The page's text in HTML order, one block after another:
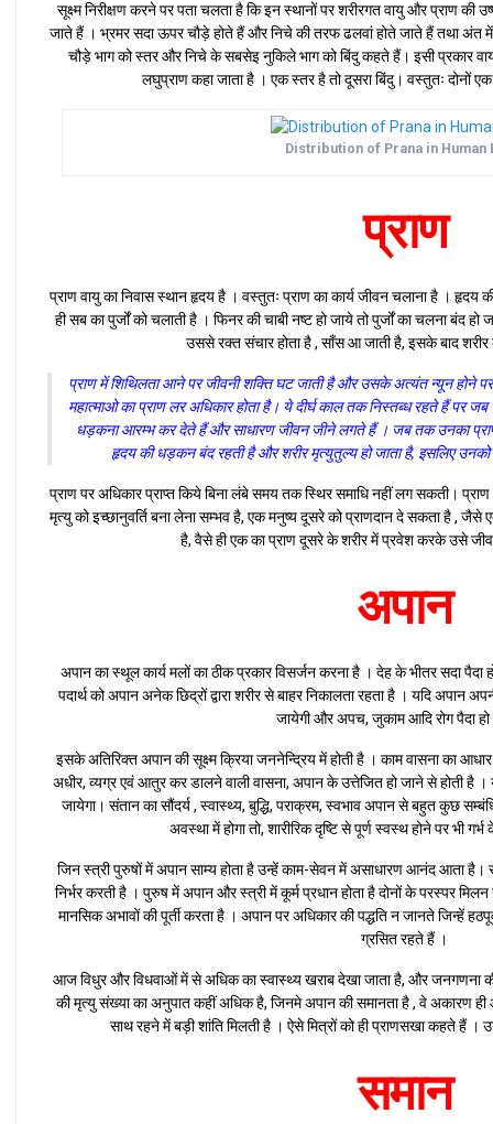
सूक्ष्म निरीक्षण करने पर पता चलता है कि इन स्थानों पर शरीरगत वायु और प्राण
जाते हैं । भ्रमर सदा ऊपर चौड़े होते हैं और निचे की तरफ ढलवां होते जाते हैं तथा अंत
चौड़े भाग को स्तर और निचे के सबसेइ नुकिले भाग को बिंदु कहते हैं। इसी प्रकार
लघुप्राण कहा जाता है । एक स्तर है तो दूसरा बिंदु। वस्तुतः दोनों
Distribution of Prana in Human
प्राण
प्राण वायु का निवास स्थान हृदय है । वस्तुतः प्राण का कार्य जीवन चलाना है ।
ही सब का पुर्जों को चलाती है । फिनर की चाबी नष्ट हो जाये तो पुर्जों का चलना बंद हो
उससे रक्त संचार होता है , साँस आ जाती है, इसके बाद शरीर
प्राण में शिथिलता आने पर जीवनी शक्ति घट जाती है और उसके अत्यंत न्यून होने
महात्माओ का प्राण लर अधिकार होता है। ये दीर्घ काल तक निस्तब्ध रहते हैं पर
धड़कना आरम्भ कर देते हैं और साधारण जीवन जीने लगते हैं । जब तक उनका
हृदय की धड़कन बंद रहती है और शरीर मृत्युतुल्य हो जाता है, इसलिए उनको
प्राण पर अधिकार प्राप्त किये बिना लंबे समय तक स्थिर समाधि नहीं लग सकती।
मृत्यु को इच्छानुवर्ति बना लेना सम्भव है, एक मनुष्य दूसरे को प्राणदान दे सकता है ,
है, वैसे ही एक का प्राण दूसरे के शरीर में प्रवेश करके उसे
अपान
अपान का स्थूल कार्य मलों का ठीक प्रकार विसर्जन करना है । देह के भीतर सदा पैदा
पदार्थ को अपान अनेक छिद्रों द्वारा शरीर से बाहर निकालता रहता है । यदि अपान
जायेगी और अपच, जुकाम आदि रोग पैदा
इसके अतिरिक्त अपान की सूक्ष्म क्रिया जननेन्द्रिय में होती है । काम वासना का
अधीर, व्यग्र एवं आतुर कर डालने वाली वासना, अपान के उत्तेजित हो जाने से होती है
जायेगा। संतान का सौंदर्य , स्वास्थ्य, बुद्धि, पराक्रम, स्वभाव अपान से बहुत कुछ
अवस्था में होगा तो, शारीरिक दृष्टि से पूर्ण स्वस्थ होने पर भी
जिन स्त्री पुरुषों में अपान साम्य होता है उन्हें काम-सेवन में असाधारण आनंद आता है।
निर्भर करती है । पुरुष में अपान और स्त्री में कूर्म प्रधान होता है दोनों के परस्पर मिलन
मानसिक अभावों की पूर्ती करता है । अपान पर अधिकार की पद्धति न जानते जिन्हें
ग्रसित रहते हैं ।
आज विधुर और विधवाओं में से अधिक का स्वास्थ्य खराब देखा जाता है, और जनगणना की
की मृत्यु संख्या का अनुपात कहीं अधिक है, जिनमे अपान की समानता है , वे अकारण
साथ रहने में बड़ी शांति मिलती है । ऐसे मित्रों को ही प्राणसखा कहते हैं ।
समान